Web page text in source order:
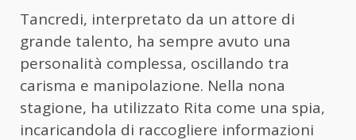
Tancredi, interpretato da un attore di
grande talento, ha sempre avuto una
personalità complessa, oscillando tra
carisma e manipolazione. Nella nona
stagione, ha utilizzato Rita come una spia,
incaricandola di raccogliere informazioni